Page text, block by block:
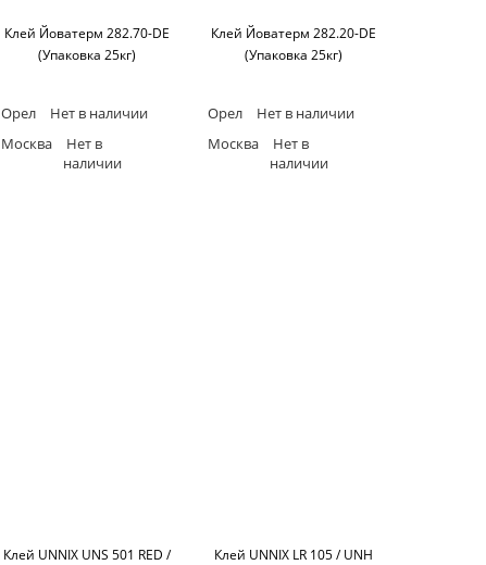
Клей Йоватерм 282.70-DE
(Упаковка 25кг)
Орел
Нет в наличии
Москва
Нет в
наличии
Клей Йоватерм 282.20-DE
(Упаковка 25кг)
Орел
Нет в наличии
Москва
Нет в
наличии
Клей UNNIX UNS 501 RED /
Клей UNNIX LR 105 / UNH